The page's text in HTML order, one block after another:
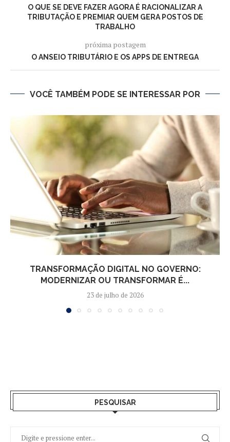
O QUE SE DEVE FAZER AGORA É RACIONALIZAR A
TRIBUTAÇÃO E PREMIAR QUEM GERA POSTOS DE
TRABALHO
próxima postagem
O ANSEIO TRIBUTÁRIO E OS APPS DE ENTREGA
VOCÊ TAMBÉM PODE SE INTERESSAR POR
TRANSFORMAÇÃO DIGITAL NO GOVERNO:
MODERNIZAR OU TRANSFORMAR É...
23 de julho de 2026
PESQUISAR